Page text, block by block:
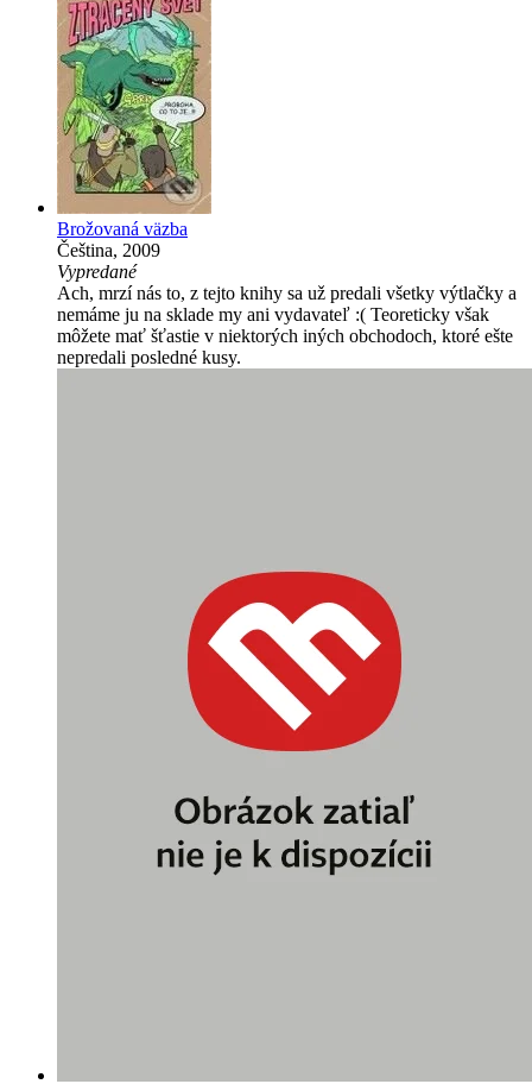
Brožovaná väzba
Čeština, 2009
Vypredané
Ach, mrzí nás to, z tejto knihy sa už predali všetky výtlačky a
nemáme ju na sklade my ani vydavateľ :( Teoreticky však
môžete mať šťastie v niektorých iných obchodoch, ktoré ešte
nepredali posledné kusy.